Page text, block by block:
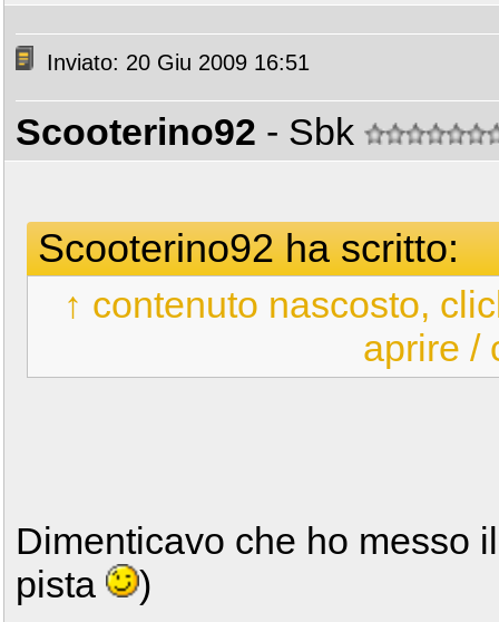
Inviato: 20 Giu 2009 16:51
Scooterino92 - Sbk
Scooterino92 ha scritto:
↑ contenuto nascosto,
aprire /
Dimenticavo che ho messo
pista
)